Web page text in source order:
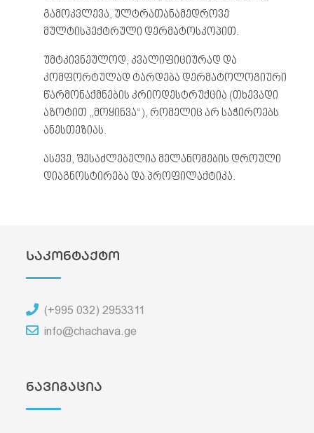
გამოკვლევა, ულტრათანამედროვე
მულტისპექტრული დერმატოსკოპით.
უმტკივნეულოდ, კვალიფიციურად და
კომფორტულად ტარდება დერმატოლოგიური
წარმონაქმნების კრიოდესტრუქცია (თხევადი
აზოტით „მოყინვა“), რომელიც არ საჭიროებს
ანესთეზიას.
ასევე, შესაძლებელია მელანომების დროული
დიაგნოსტირება და პროფილაქტიკა.
საკონტაქტო
(+995 032) 2953311
info@chachava.ge
ნავიგაცია